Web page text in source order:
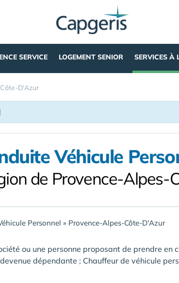
SERVICE LOGEMENT SENIOR SERVICES À
D'Azur
Véhicule
de Provence-Alpes-
Personnel » Provence-Alpes-Côte-D'Azur
ou une personne proposant de prendre en
dépendante ; Chauffeur de véhicule